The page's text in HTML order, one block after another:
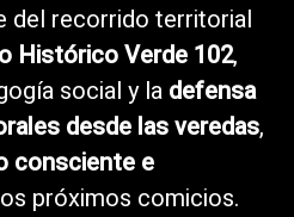
del recorrido territorial
Histórico Verde 102,
social y la defensa
desde las veredas,
consciente e
próximos comicios.